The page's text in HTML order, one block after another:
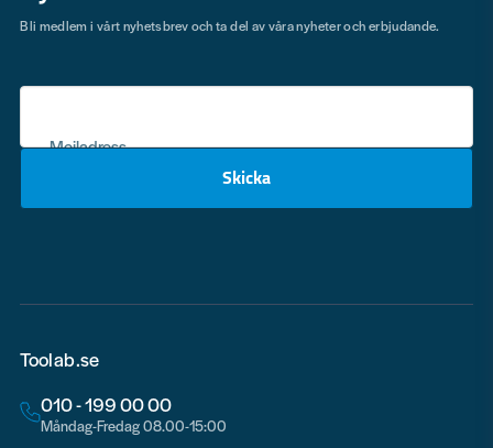
Mejladress
Skicka
Bli medlem i vårt nyhetsbrev och ta del av våra nyheter och erbjudande.
Toolab.se
010 - 199 00 00
Måndag-Fredag 08.00-15:00